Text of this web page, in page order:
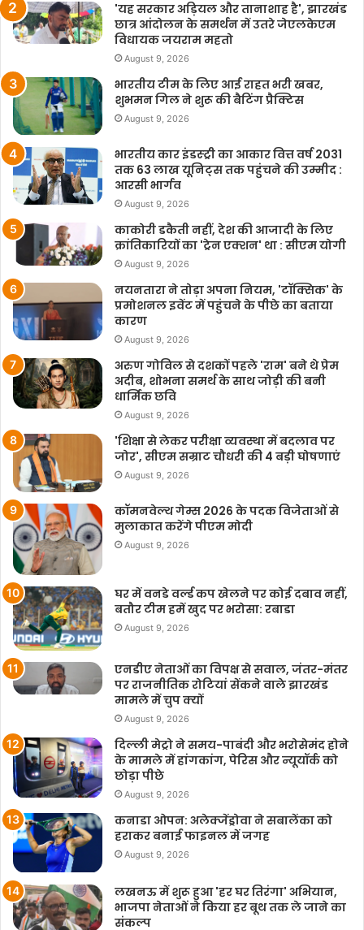
'यह सरकार अड़ियल और तानाशाह है', झारखंड
छात्र आंदोलन के समर्थन में उतरे जेएलकेएम
विधायक जयराम महतो
August 9, 2026
भारतीय टीम के लिए आई राहत भरी खबर,
शुभमन गिल ने शुरू की बैटिंग प्रैक्टिस
August 9, 2026
भारतीय कार इंडस्ट्री का आकार वित्त वर्ष 2031
तक 63 लाख यूनिट्स तक पहुंचने की उम्मीद :
आरसी भार्गव
August 9, 2026
काकोरी डकैती नहीं, देश की आजादी के लिए
क्रांतिकारियों का 'ट्रेन एक्शन' था : सीएम योगी
August 9, 2026
नयनतारा ने तोड़ा अपना नियम, 'टॉक्सिक' के
प्रमोशनल इवेंट में पहुंचने के पीछे का बताया
कारण
August 9, 2026
अरुण गोविल से दशकों पहले 'राम' बने थे प्रेम
अदीब, शोभना समर्थ के साथ जोड़ी की बनी
धार्मिक छवि
August 9, 2026
'शिक्षा से लेकर परीक्षा व्यवस्था में बदलाव पर
जोर', सीएम सम्राट चौधरी की 4 बड़ी घोषणाएं
August 9, 2026
कॉमनवेल्थ गेम्स 2026 के पदक विजेताओं से
मुलाकात करेंगे पीएम मोदी
August 9, 2026
घर में वनडे वर्ल्ड कप खेलने पर कोई दबाव नहीं,
बतौर टीम हमें खुद पर भरोसा: रबाडा
August 9, 2026
एनडीए नेताओं का विपक्ष से सवाल, जंतर-मंतर
पर राजनीतिक रोटियां सेंकने वाले झारखंड
मामले में चुप क्यों
August 9, 2026
दिल्ली मेट्रो ने समय-पाबंदी और भरोसेमंद होने
के मामले में हांगकांग, पेरिस और न्यूयॉर्क को
छोड़ा पीछे
August 9, 2026
कनाडा ओपन: अलेक्जेंड्रोवा ने सबालेंका को
हराकर बनाई फाइनल में जगह
August 9, 2026
लखनऊ में शुरू हुआ 'हर घर तिरंगा' अभियान,
भाजपा नेताओं ने किया हर बूथ तक ले जाने का
संकल्प